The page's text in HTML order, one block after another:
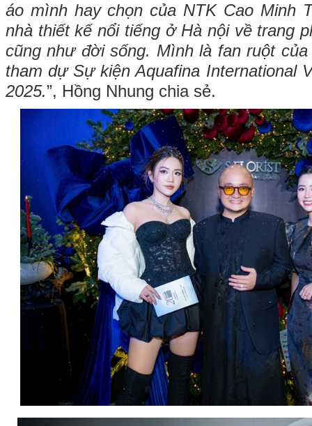
áo mình hay chọn của NTK Cao Minh
nhà thiết kế nổi tiếng ở Hà nội về trang
cũng như đời sống. Mình là fan ruột
tham dự Sự kiện Aquafina International
2025.”, Hồng Nhung chia sẻ.